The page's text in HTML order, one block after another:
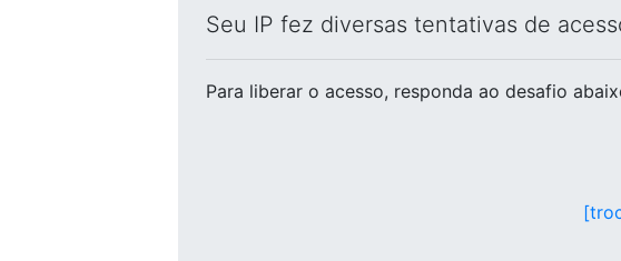
Seu IP fez diversas tentativas de
Para liberar o acesso, responda ao desafio